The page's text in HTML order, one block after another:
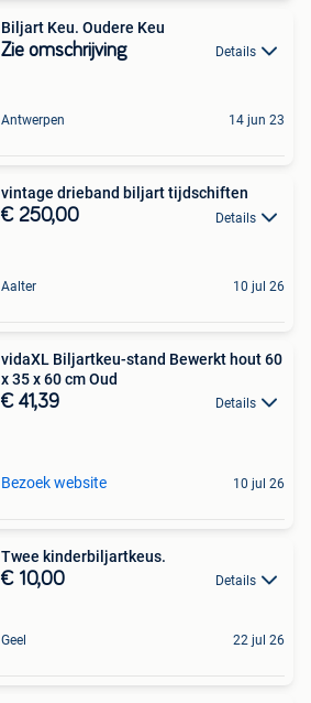
Biljart Keu. Oudere Keu
Zie omschrijving Details
Antwerpen 14 jun 23
vintage drieband biljart tijdschiften
€ 250,00 Details
Aalter 10 jul 26
vidaXL Biljartkeu-stand Bewerkt hout 60
x 35 x 60 cm Oud
€ 41,39 Details
Bezoek website 10 jul 26
Twee kinderbiljartkeus.
€ 10,00 Details
Geel 22 jul 26